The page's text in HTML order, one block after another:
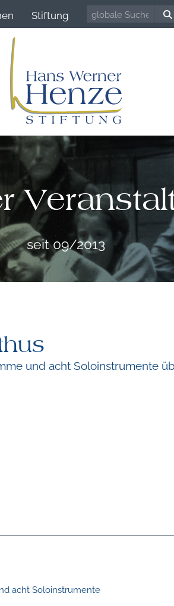
Stiftung
seit 09/2013
und acht Soloinstrumente
acht Soloinstrumente